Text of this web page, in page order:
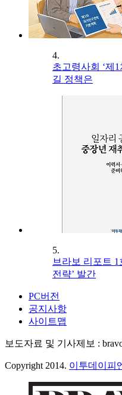
4.
초고령사회 ‘제
길 정책은
5.
브라보 리포트 1
전략’ 발간
PC버전
공지사항
사이트맵
보도자료 및 기사제보 :
Copyright 2014. 이투데이피